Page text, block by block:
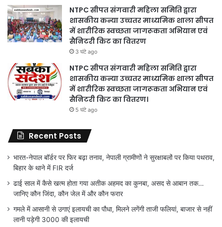
NTPC सीपत संगवारी महिला समिति द्वारा
शासकीय कन्या उच्चतर माध्यमिक शाला सीपत
में शारीरिक स्वच्छता जागरूकता अभियान एवं
सैनिटरी किट का वितरण
3 घंटे ago
NTPC सीपत संगवारी महिला समिति द्वारा
शासकीय कन्या उच्चतर माध्यमिक शाला सीपत
में शारीरिक स्वच्छता जागरूकता अभियान एवं
सैनिटरी किट का वितरण।
5 घंटे ago
Recent Posts
भारत-नेपाल बॉर्डर पर फिर बढ़ा तनाव, नेपाली ग्रामीणों ने सुरक्षाबलों पर किया पथराव,
बिहार के थाने में FIR दर्ज
ढाई साल में कैसे खत्म होता गया अतीक अहमद का कुनबा, असद से आबान तक…
जानिए कौन जिंदा, कौन जेल में और कौन फरार
गमले में आसानी से उगाएं इलायची का पौधा, मिलने लगेंगी ताजी फलियां, बाजार से नहीं
लानी पड़ेगी 3000 की इलायची